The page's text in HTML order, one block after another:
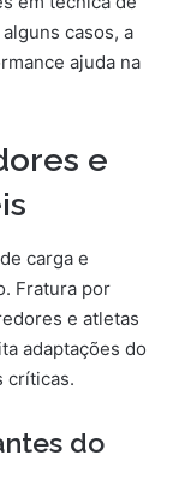
casos, a
ajuda na
e
carga e
Fratura por
e atletas
adaptações do
críticas.
do